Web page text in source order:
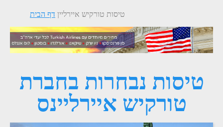
דף הבית טיסות טורקיש איירליין
טיסות נבחרות בחברת
טורקיש איירליינס